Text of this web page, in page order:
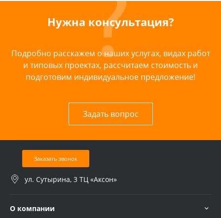
Нужна консультация?
Подробно расскажем о наших услугах, видах работ
и типовых проектах, рассчитаем стоимость и
подготовим индивидуальное предложение!
Задать вопрос
Заказать звонок
ул. Сутырина, 3 ТЦ «Аксон»
О компании